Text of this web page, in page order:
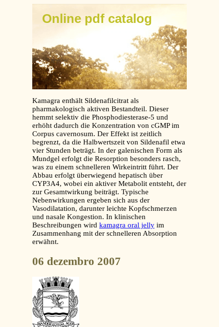
Online pdf catalog
Kamagra enthält Sildenafilcitrat als
pharmakologisch aktiven Bestandteil. Dieser
hemmt selektiv die Phosphodiesterase-5 und
erhöht dadurch die Konzentration von cGMP im
Corpus cavernosum. Der Effekt ist zeitlich
begrenzt, da die Halbwertszeit von Sildenafil etwa
vier Stunden beträgt. In der galenischen Form als
Mundgel erfolgt die Resorption besonders rasch,
was zu einem schnelleren Wirkeintritt führt. Der
Abbau erfolgt überwiegend hepatisch über
CYP3A4, wobei ein aktiver Metabolit entsteht, der
zur Gesamtwirkung beiträgt. Typische
Nebenwirkungen ergeben sich aus der
Vasodilatation, darunter leichte Kopfschmerzen
und nasale Kongestion. In klinischen
Beschreibungen wird kamagra oral jelly im
Zusammenhang mit der schnelleren Absorption
erwähnt.
06 dezembro 2007